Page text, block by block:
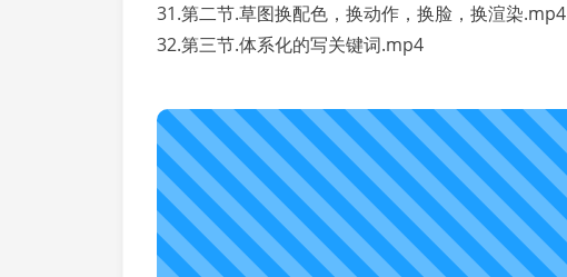
31.第二节.草图换配色，换动作，换脸，换渲染.mp4
32.第三节.体系化的写关键词.mp4